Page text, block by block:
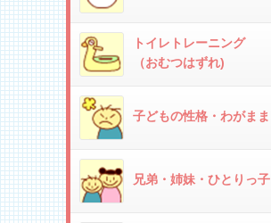
トイレトレーニング
（おむつはずれ)
子どもの性格・わがまま
兄弟・姉妹・ひとりっ子